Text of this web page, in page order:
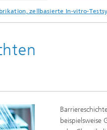
Materialien
zellbasierte In-vitro-
beispielsweise